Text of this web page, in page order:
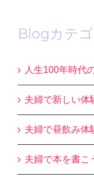
Blogカテ
人生100年時代
夫婦で新しい体
夫婦で昼飲み体
夫婦で本を書こ